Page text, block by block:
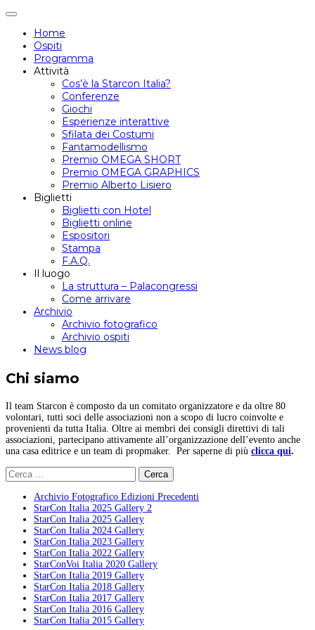
Attiva/disattiva
navigazione
Home
Ospiti
Programma
Attività
Cos’è la Starcon Italia?
Conferenze
Giochi
Esperienze interattive
Sfilata dei Costumi
Fantamodellismo
Premio OMEGA SHORT
Premio OMEGA GRAPHICS
Premio Alberto Lisiero
Biglietti
Biglietti con Hotel
Biglietti online
Espositori
Stampa
F.A.Q.
Il luogo
La struttura – Palacongressi
Come arrivare
Archivio
Archivio fotografico
Archivio ospiti
News blog
Chi siamo
Il team Starcon è composto da un comitato organizzatore e da oltre 80
volontari, tutti soci delle associazioni non a scopo di lucro coinvolte e
provenienti da tutta Italia. Oltre ai membri dei consigli direttivi di tali
associazioni, partecipano attivamente all’organizzazione dell’evento anche
una casa editrice e un team di propmaker. Per saperne di più clicca qui.
Ricerca
per:
Archivio Fotografico Edizioni Precedenti
StarCon Italia 2025 Gallery 2
StarCon Italia 2025 Gallery
StarCon Italia 2024 Gallery
StarCon Italia 2023 Gallery
StarCon Italia 2022 Gallery
StarConVoi Italia 2020 Gallery
StarCon Italia 2019 Gallery
StarCon Italia 2018 Gallery
StarCon Italia 2017 Gallery
StarCon Italia 2016 Gallery
StarCon Italia 2015 Gallery